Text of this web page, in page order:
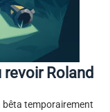
revoir Roland
bêta temporairement